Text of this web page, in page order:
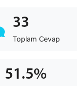
33
Toplam Cevap
51.5%